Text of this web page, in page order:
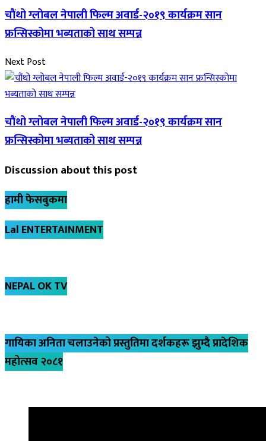
चौंथो ग्लोबल नेपाली फिल्म अवार्ड-२०१९ कार्यक्रम सान
फ्रन्सिस्कोमा भब्यताको साथ सम्पन्न
Next Post
चौंथो ग्लोबल नेपाली फिल्म अवार्ड-२०१९ कार्यक्रम सान
फ्रन्सिस्कोमा भब्यताको साथ सम्पन्न
Discussion about this post
हामी फेसबुकमा
Lal ENTERTAINMENT
NEPAL OK TV
गायिका अनिता चलाउनेको प्रस्तुतिमा दर्शकहरू झुम्दै प्रादेशिक
महोत्सव २०८१